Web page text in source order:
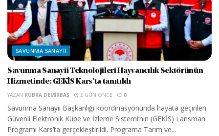
SAVUNMA SANAYII
Savunma Sanayii Teknolojileri Hayvancılık Sektörünün
Hizmetinde: GEKİS Kars’ta tanıtıldı
YAZAN KÜBRA DEMIRBAŞ 2 GÜN ÖNCE 0
Savunma Sanayii Başkanlığı koordinasyonunda hayata geçirilen
Güvenli Elektronik Küpe ve İzleme Sistemi’nin (GEKİS) Lansman
Programı Kars’ta gerçekleştirildi. Programa Tarım ve...